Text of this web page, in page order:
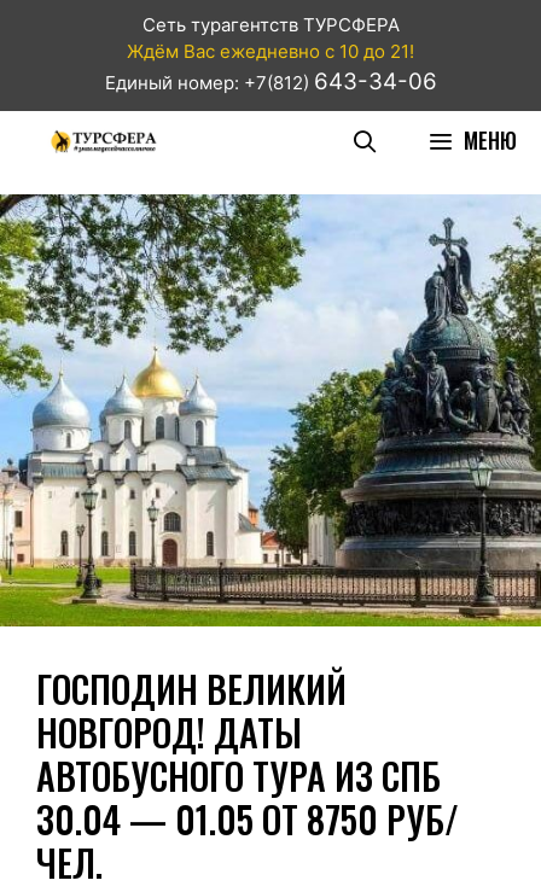
Сеть турагентств ТУРСФЕРА
Ждём Вас ежедневно с 10 до 21!
Единый номер: +7(812) 643-34-06
МЕНЮ
ГОСПОДИН ВЕЛИКИЙ
НОВГОРОД! ДАТЫ
АВТОБУСНОГО ТУРА ИЗ СПБ
30.04 — 01.05 ОТ 8750 РУБ/
ЧЕЛ.